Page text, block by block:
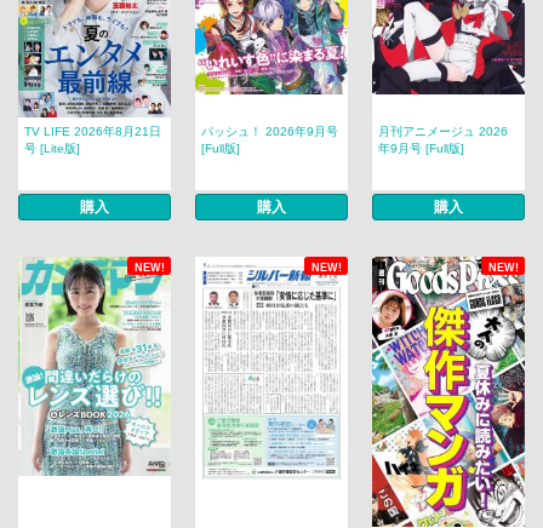
TV LIFE 2026年8月21日
号 [Lite版]
購入
パッシュ！ 2026年9月号
[Full版]
購入
月刊アニメージュ 2026
年9月号 [Full版]
購入
NEW! NEW! NEW!